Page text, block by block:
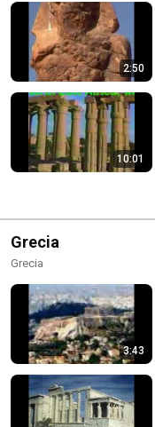
2:50
10:01
Grecia
Grecia
3:43